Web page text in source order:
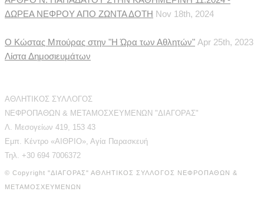
ΔΩΡΕΑ ΝΕΦΡΟΥ ΑΠΟ ΖΩΝΤΑ ΔΟΤΗ Nov 18th, 2024
Ο Κώστας Μπούρας στην "Η Ώρα των Αθλητών" Apr 25th, 2023
Λίστα Δημοσιευμάτων
ΑΘΛΗΤΙΚΟΣ ΣΥΛΛΟΓΟΣ
ΝΕΦΡΟΠΑΘΩΝ & ΜΕΤΑΜΟΣΧΕΥΜΕΝΩΝ "ΔΙΑΓΟΡΑΣ"
Λ. Μεσογείων 419, 153 43
Εμπ. Κέντρο «ΑΙΘΡΙΟ», Αγία Παρασκευή
Τηλ. +30 694 7006372
© Copyright "ΔΙΑΓΟΡΑΣ" ΑΘΛΗΤΙΚΟΣ ΣΥΛΛΟΓΟΣ ΝΕΦΡΟΠΑΘΩΝ &
ΜΕΤΑΜΟΣΧΕΥΜΕΝΩΝ